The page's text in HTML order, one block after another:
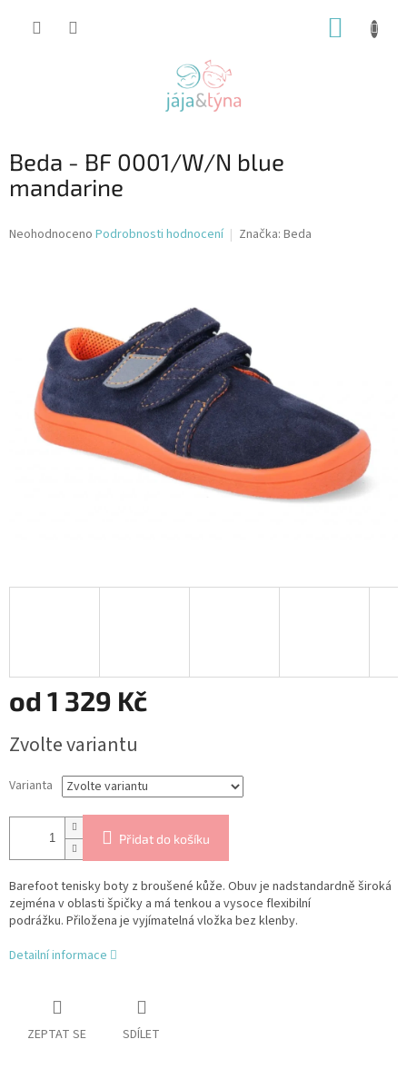
Beda - BF 0001/W/N blue
mandarine
Průměrné
hvězdiček.
Neohodnoceno Podrobnosti hodnocení Značka: Beda
od 1 329 Kč
cena:
Zvolte variantu
Varianta
Přidat do košíku
Barefoot tenisky boty z broušené kůže. Obuv je nadstandardně široká
zejména v oblasti špičky a má tenkou a vysoce flexibilní
podrážku. Přiložena je vyjímatelná vložka bez klenby.
Detailní informace
ZEPTAT SE SDÍLET